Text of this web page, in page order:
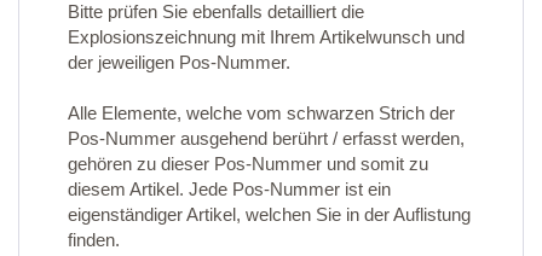
Bitte prüfen Sie ebenfalls detailliert die
Explosionszeichnung mit Ihrem Artikelwunsch und
der jeweiligen Pos-Nummer.
Alle Elemente, welche vom schwarzen Strich der
Pos-Nummer ausgehend berührt / erfasst werden,
gehören zu dieser Pos-Nummer und somit zu
diesem Artikel. Jede Pos-Nummer ist ein
eigenständiger Artikel, welchen Sie in der Auflistung
finden.